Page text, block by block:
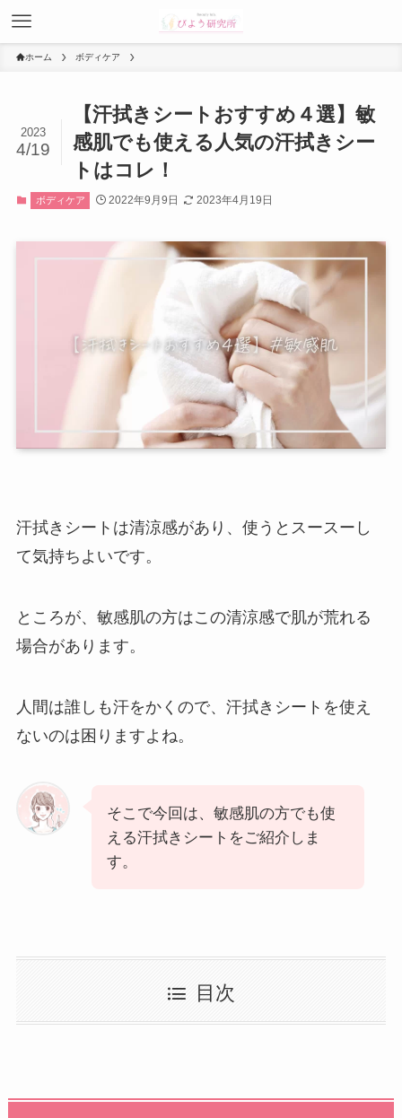
ホーム ボディケア
【汗拭きシートおすすめ４選】敏
感肌でも使える人気の汗拭きシー
トはコレ！
2023
4/19
ボディケア 2022年9月9日 2023年4月19日
汗拭きシートは清涼感があり、使うとスースーし
て気持ちよいです。
ところが、敏感肌の方はこの清涼感で肌が荒れる
場合があります。
人間は誰しも汗をかくので、汗拭きシートを使え
ないのは困りますよね。
そこで今回は、敏感肌の方でも使
える汗拭きシートをご紹介しま
す。
目次